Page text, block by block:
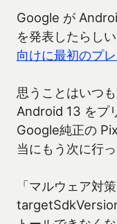
Google が
を発表したらし
向けに最初のプ
思うことはいつ
Android 13 をプ
Google純正の
当にもう次に行
「マルウェア対